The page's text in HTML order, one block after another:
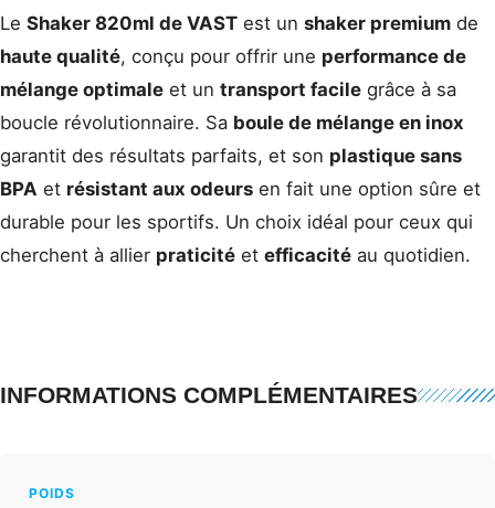
Le Shaker 820ml de VAST est un shaker premium de
haute qualité, conçu pour offrir une performance de
mélange optimale et un transport facile grâce à sa
boucle révolutionnaire. Sa boule de mélange en inox
garantit des résultats parfaits, et son plastique sans
BPA et résistant aux odeurs en fait une option sûre et
durable pour les sportifs. Un choix idéal pour ceux qui
cherchent à allier praticité et efficacité au quotidien.
INFORMATIONS COMPLÉMENTAIRES
POIDS